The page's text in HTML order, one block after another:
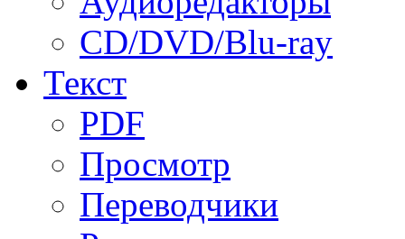
CD/DVD/Blu-ray
Текст
PDF
Просмотр
Переводчики